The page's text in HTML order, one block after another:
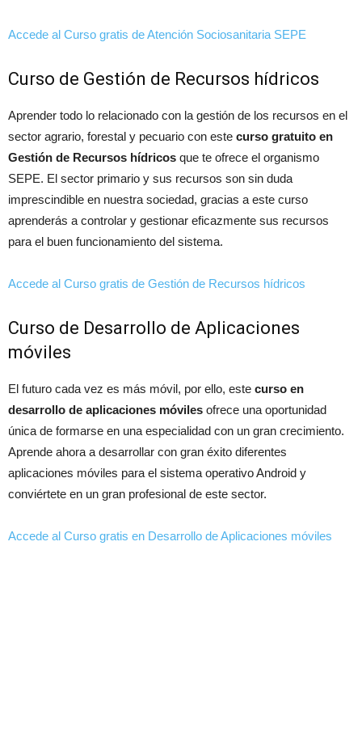
Accede al Curso gratis de Atención Sociosanitaria SEPE
Curso de Gestión de Recursos hídricos
Aprender todo lo relacionado con la gestión de los recursos en el
sector agrario, forestal y pecuario con este curso gratuito en
Gestión de Recursos hídricos que te ofrece el organismo
SEPE. El sector primario y sus recursos son sin duda
imprescindible en nuestra sociedad, gracias a este curso
aprenderás a controlar y gestionar eficazmente sus recursos
para el buen funcionamiento del sistema.
Accede al Curso gratis de Gestión de Recursos hídricos
Curso de Desarrollo de Aplicaciones
móviles
El futuro cada vez es más móvil, por ello, este curso en
desarrollo de aplicaciones móviles ofrece una oportunidad
única de formarse en una especialidad con un gran crecimiento.
Aprende ahora a desarrollar con gran éxito diferentes
aplicaciones móviles para el sistema operativo Android y
conviértete en un gran profesional de este sector.
Accede al Curso gratis en Desarrollo de Aplicaciones móviles